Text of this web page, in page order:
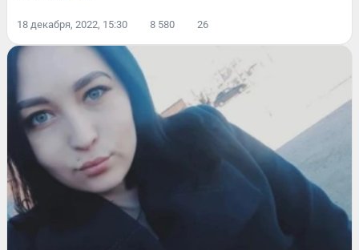
18 декабря, 2022, 15:30 8 580 26